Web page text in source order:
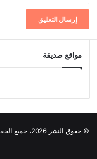
مواقع صديقة
© حقوق النشر 2026، جميع الحقوق محفوظة |